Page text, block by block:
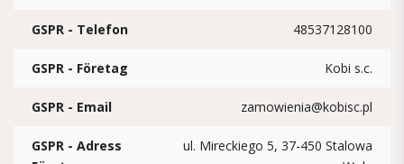
GSPR - Telefon 48537128100
GSPR - Företag Kobi s.c.
GSPR - Email zamowienia@kobisc.pl
GSPR - Adress
ul. Mireckiego 5, 37-450 Stalowa